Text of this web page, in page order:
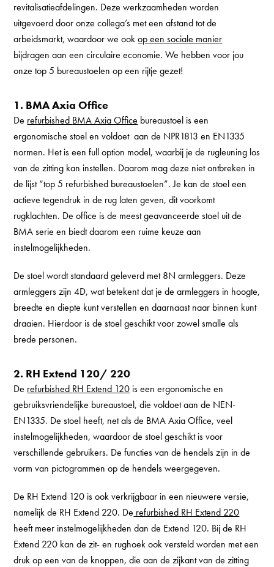
revitalisatieafdelingen. Deze werkzaamheden worden
uitgevoerd door onze collega’s met een afstand tot de
arbeidsmarkt, waardoor we ookop een sociale manier
bijdragen aan een circulaire economie. We hebben voor jou
onze top 5 bureaustoelen op een rijtje gezet!
1. BMA Axia Office
De refurbished BMA Axia Office bureaustoel is een
ergonomische stoel en voldoet aan de NPR1813 en EN1335
normen. Het is een full option model, waarbij je de rugleuning los
van de zitting kan instellen. Daarom mag deze niet ontbreken in
de lijst “top 5 refurbished bureaustoelen”. Je kan de stoel een
actieve tegendruk in de rug laten geven, dit voorkomt
rugklachten. De office is de meest geavanceerde stoel uit de
BMA serie en biedt daarom een ruime keuze aan
instelmogelijkheden.
De stoel wordt standaard geleverd met 8N armleggers. Deze
armleggers zijn 4D, wat betekent dat je de armleggers in hoogte,
breedte en diepte kunt verstellen en daarnaast naar binnen kunt
draaien. Hierdoor is de stoel geschikt voor zowel smalle als
brede personen.
2. RH Extend 120/ 220
De refurbished RH Extend 120 is een ergonomische en
gebruiksvriendelijke bureaustoel, die voldoet aan de NEN-
EN1335. De stoel heeft, net als de BMA Axia Office, veel
instelmogelijkheden, waardoor de stoel geschikt is voor
verschillende gebruikers. De functies van de hendels zijn in de
vorm van pictogrammen op de hendels weergegeven.
De RH Extend 120 is ook verkrijgbaar in een nieuwere versie,
namelijk de RH Extend 220. De refurbished RH Extend 220
heeft meer instelmogelijkheden dan de Extend 120. Bij de RH
Extend 220 kan de zit- en rughoek ook versteld worden met een
druk op een van de knoppen, die aan de zijkant van de zitting